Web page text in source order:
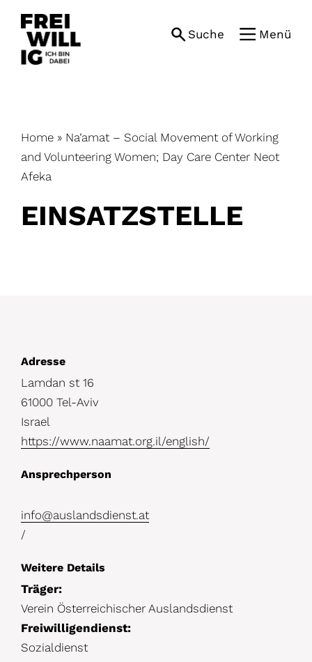
content
Suche Menü
Home » Na’amat – Social Movement of Working
and Volunteering Women; Day Care Center Neot
Afeka
EINSATZ­STELLE
D
e
t
a
l
Adresse
Lamdan st 16
61000 Tel-Aviv
Israel
https://www.naamat.org.il/english/
Ansprechperson
info@auslandsdienst.at
/
Weitere Details
Träger:
Verein Österreichischer Auslandsdienst
Freiwilligendienst:
Sozialdienst